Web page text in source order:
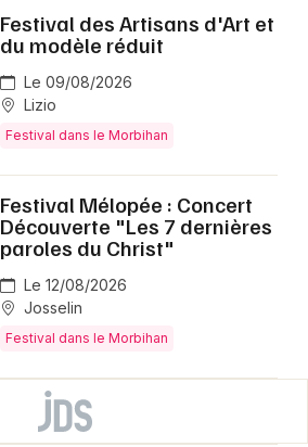
Festival des Artisans d'Art et
du modèle réduit
Le 09/08/2026
Lizio
Festival dans le Morbihan
Festival Mélopée : Concert
Découverte "Les 7 dernières
paroles du Christ"
Le 12/08/2026
Josselin
Festival dans le Morbihan